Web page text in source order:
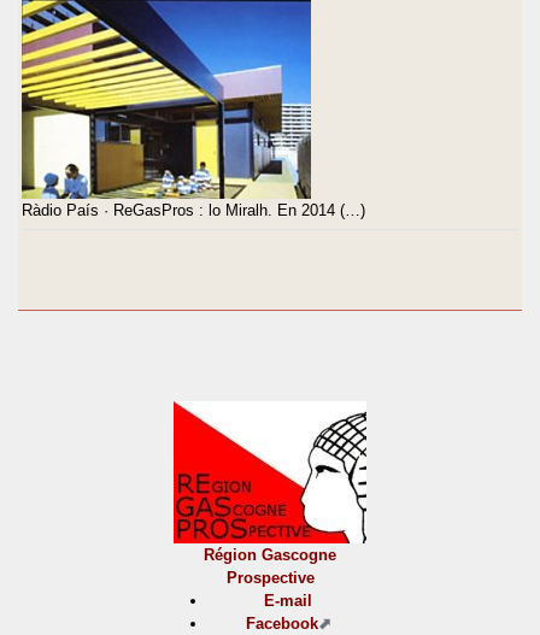
Ràdio País · ReGasPros : lo Miralh. En 2014 (…)
Région Gascogne
Prospective
E-mail
Facebook